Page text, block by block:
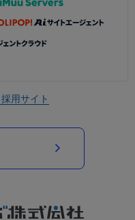
採用サイト